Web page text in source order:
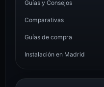
Guías y Consejos
Comparativas
Guías de compra
Instalación en Madrid